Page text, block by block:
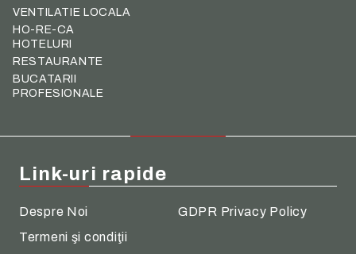
VENTILATIE LOCALA
HO-RE-CA
HOTELURI
RESTAURANTE
BUCATARII
PROFESIONALE
Link-uri rapide
Despre Noi
Termeni şi condiţii
GDPR Privacy Policy